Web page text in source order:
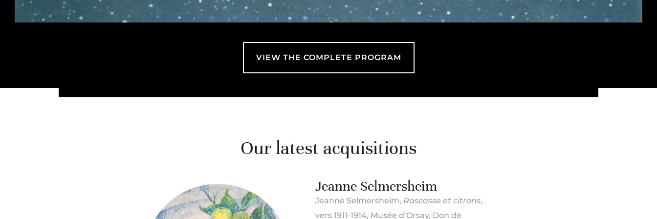
VIEW THE COMPLETE PROGRAM
Our latest acquisitions
Jeanne Selmersheim
Jeanne Selmersheim, Rascasse et citrons,
vers 1911-1914, Musée d’Orsay, Don de